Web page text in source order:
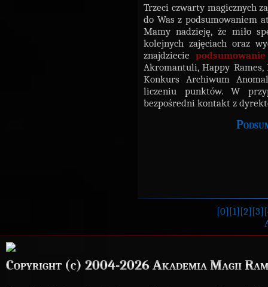
Trzeci czwarty magicznych
do Was z podsumowaniem
Mamy nadzieję, że miło
kolejnych zajęciach oraz
znajdziecie
Akromantuli, Happy Rames,
Konkurs Archiwum
liczeniu punktów. W
bezpośredni kontakt z
[0] [1] [2] [3]
Copyright (c) 2004-2026 Akademia Magii